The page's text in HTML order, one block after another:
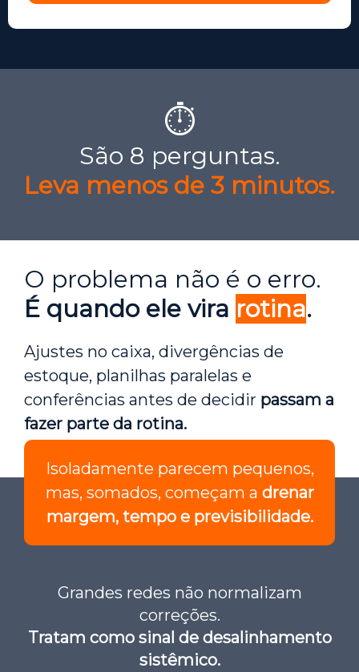
⏱️
São 8 perguntas.
Leva menos de 3 minutos.
O problema não é o erro.
É quando ele vira rotina.
Ajustes no caixa, divergências de
estoque, planilhas paralelas e
conferências antes de decidir passam a
fazer parte da rotina.
Isoladamente parecem pequenos,
mas, somados, começam a drenar
margem, tempo e previsibilidade.
Grandes redes não normalizam
correções.
Tratam como sinal de desalinhamento
sistêmico.